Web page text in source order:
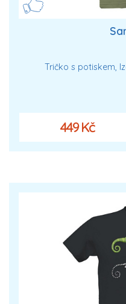
Tričko s potiskem,
449 Kč